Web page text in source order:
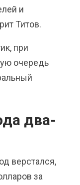
и
Титов.
при
очередь
два-
верстался,
за